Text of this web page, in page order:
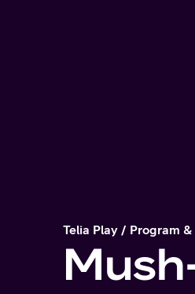
Telia Play Program &